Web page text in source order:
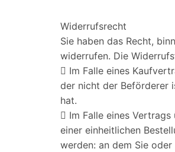
Widerrufsrecht
Sie haben das Recht,
widerrufen. Die
 Im Falle eines
der nicht der Beförderer
hat.
 Im Falle eines Vertrags
einer einheitlichen
werden: an dem Sie